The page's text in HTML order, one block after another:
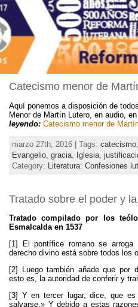
Catecismo menor de
Aquí ponemos a disposición de
Menor de Martín Lutero, en audio,
leyendo: Catecismo menor de
marzo 27th, 2016 | Tags: catecismo
Evangelio gracia Iglesia
Category: Literatura: Confesiones
Tratado sobre el poder y
Tratado compilado por los
Esmalcalda en 1537
[1] El pontífice romano se
derecho divino está sobre todos los
[2] Luego también añade que por
esto es, la autoridad de conferir y
[3] Y en tercer lugar, dice, que
salvarse.» Y debido a estas